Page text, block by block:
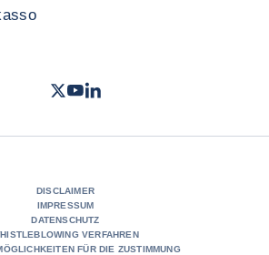
Twitter- Coface
Youtube Coface Deutschland
LinkedIn
DISCLAIMER
IMPRESSUM
DATENSCHUTZ
VERFAHREN
FÜR DIE ZUSTIMMUNG